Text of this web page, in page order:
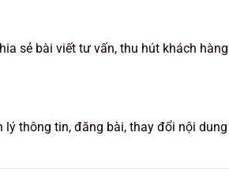
sẻ bài viết tư vấn, thu hút khách
lý thông tin, đăng bài, thay đổi nội